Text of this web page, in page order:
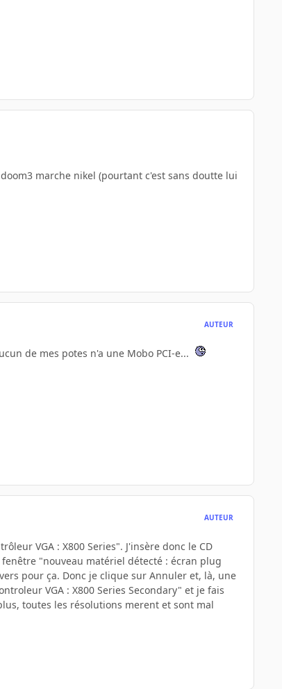
marche nikel (pourtant c'est sans doutte lui
AUTEUR
de mes potes n'a une Mobo PCI-e...
AUTEUR
VGA : X800 Series". J'insère donc le CD
"nouveau matériel détecté : écran plug
pour ça. Donc je clique sur Annuler et, là, une
VGA : X800 Series Secondary" et je fais
toutes les résolutions merent et sont mal